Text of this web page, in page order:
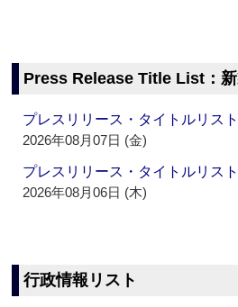
Press Release Title List：
プレスリリース・タイトルリス
2026年08月07日 (金)
プレスリリース・タイトルリス
2026年08月06日 (木)
行政情報リスト